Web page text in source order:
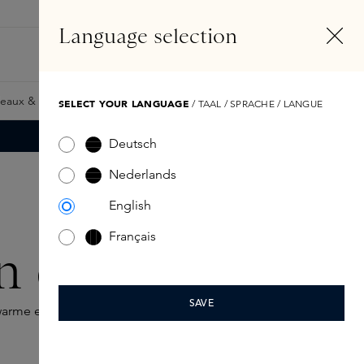
& Giftcards Samples Skins Exclusives Skins
candles
en uitnodigende sfeer te creëren.
Language selection
SELECT YOUR LANGUAGE / TAAL / SPRACHE / LANGUE
Deutsch
Nederlands
English
Français
SAVE